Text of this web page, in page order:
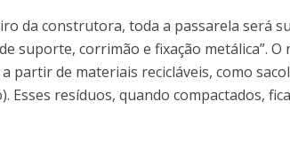
da construtora, toda a passarela será
suporte, corrimão e fixação metálica”. O
partir de materiais recicláveis, como
Esses resíduos, quando compactados,